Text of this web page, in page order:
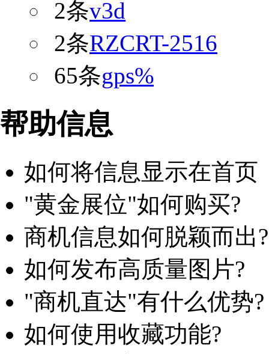
2条v3d
2条RZCRT-2516
65条gps%
帮助信息
如何将信息显示在首页
"黄金展位"如何购买?
商机信息如何脱颖而出?
如何发布高质量图片?
"商机直达"有什么优势?
如何使用收藏功能?